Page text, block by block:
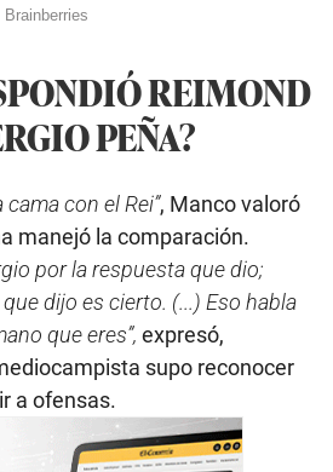
REIMOND
PEÑA?
cama con el Rei”, Manco valoró
manejó la comparación.
por la respuesta que dio;
dijo es cierto. (...) Eso habla
que eres”, expresó,
supo reconocer
a ofensas.